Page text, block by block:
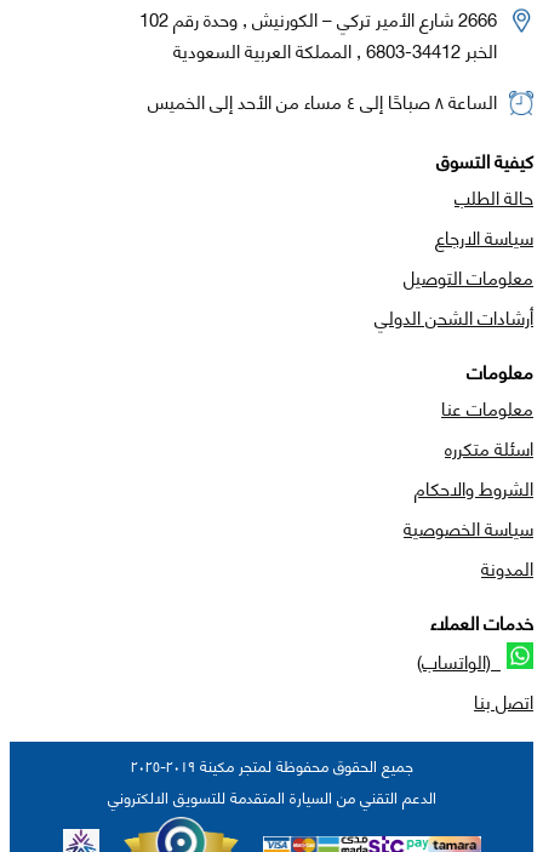
2666 شارع الأمير تركي – الكورنيش , وحدة رقم 102
الخبر 34412-6803 , المملكة العربية السعودية
الساعة ٨ صباحًا إلى ٤ مساء من الأحد إلى الخميس
كيفية التسوق
حالة الطلب
سياسة الارجاع
معلومات التوصيل
أرشادات الشحن الدولي
معلومات
معلومات عنا
اسئلة متكرره
الشروط والاحكام
سياسة الخصوصية
المدونة
خدمات العملاء
(الواتساب)
اتصل بنا
جميع الحقوق محفوظة لمتجر مكينة ٢٠١٩-٢٠٢٥
الدعم التقني من السيارة المتقدمة للتسويق الالكتروني